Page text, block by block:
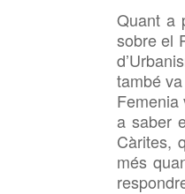
Quant a
sobre el
també
Femenia
a saber
Càrites,
més